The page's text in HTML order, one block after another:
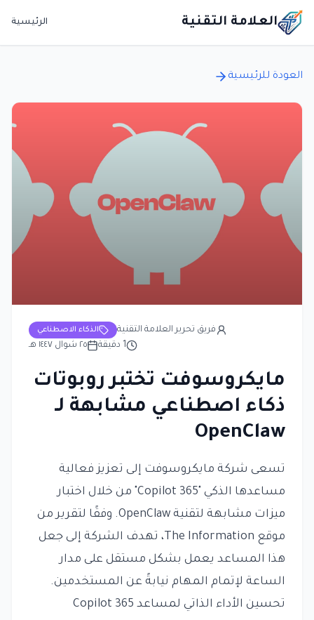
العلامة التقنية الرئيسية
العودة للرئيسية
الذكاء الاصطناعي
فريق تحرير العلامة التقنية
٢٥ شوال ١٤٤٧ هـ
1 دقيقة
مايكروسوفت تختبر روبوتات
ذكاء اصطناعي مشابهة لـ
OpenClaw
تسعى شركة مايكروسوفت إلى تعزيز فعالية
مساعدها الذكي "365 Copilot" من خلال اختبار
ميزات مشابهة لتقنية OpenClaw. وفقًا لتقرير من
موقع The Information، تهدف الشركة إلى جعل
هذا المساعد يعمل بشكل مستقل على مدار
الساعة لإتمام المهام نيابةً عن المستخدمين.
تحسين الأداء الذاتي لمساعد 365 Copilot